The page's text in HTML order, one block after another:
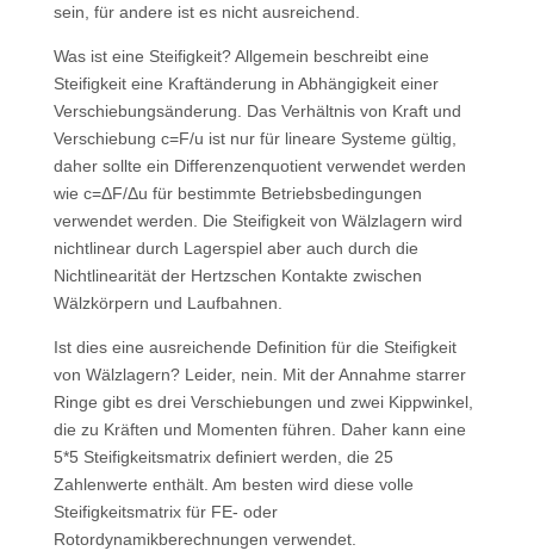
sein, für andere ist es nicht ausreichend.
Was ist eine Steifigkeit? Allgemein beschreibt eine
Steifigkeit eine Kraftänderung in Abhängigkeit einer
Verschiebungsänderung. Das Verhältnis von Kraft und
Verschiebung c=F/u ist nur für lineare Systeme gültig,
daher sollte ein Differenzenquotient verwendet werden
wie c=ΔF/Δu für bestimmte Betriebsbedingungen
verwendet werden. Die Steifigkeit von Wälzlagern wird
nichtlinear durch Lagerspiel aber auch durch die
Nichtlinearität der Hertzschen Kontakte zwischen
Wälzkörpern und Laufbahnen.
Ist dies eine ausreichende Definition für die Steifigkeit
von Wälzlagern? Leider, nein. Mit der Annahme starrer
Ringe gibt es drei Verschiebungen und zwei Kippwinkel,
die zu Kräften und Momenten führen. Daher kann eine
5*5 Steifigkeitsmatrix definiert werden, die 25
Zahlenwerte enthält. Am besten wird diese volle
Steifigkeitsmatrix für FE- oder
Rotordynamikberechnungen verwendet.